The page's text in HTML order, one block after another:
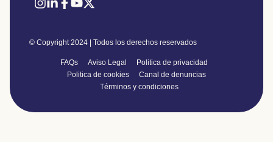
© Copyright 2024 | Todos los derechos reservados
FAQs Aviso Legal
Politica de privacidad
Politica de cookies
Canal de denuncias
Términos y condiciones